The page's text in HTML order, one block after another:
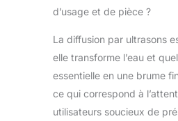
d’usage et de pièce ?
La diffusion par ultrasons
elle transforme l’eau et
essentielle en une brume
ce qui correspond à
utilisateurs soucieux de